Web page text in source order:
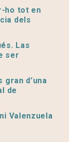
ho tot en
dels
Las
ser
gran d’una
de
Valenzuela